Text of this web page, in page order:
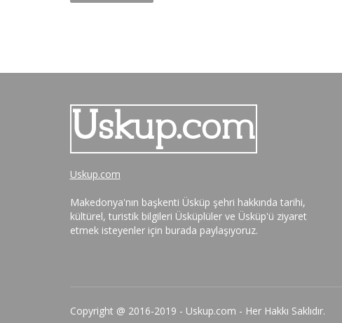
Uskup.com
Makedonya'nın başkenti Üsküp şehri hakkında tarihi,
kültürel, turistik bilgileri Üsküplüler ve Üsküp'ü ziyaret
etmek isteyenler için burada paylaşıyoruz.
Copyright @ 2016-2019 - Uskup.com - Her Hakkı Saklıdır.